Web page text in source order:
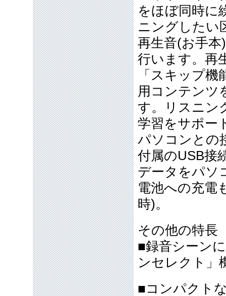
をほぼ同時に
ニングしたい
再生音(お手
行います。再
「スキップ
用コンテンツ
す。リスニン
学習をサポー
パソコンとの
付属のUSB接
データをパソ
電池への充電
時)。
その他の特長
■録音シーン
ンセレクト」
■コンパクト